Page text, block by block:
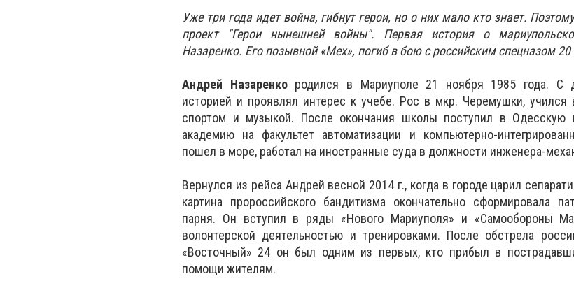
Уже три года идет война, гибнут герои, но о них мало кто знает.
проект "Герои нынешней войны". Первая история о
Назаренко. Его позывной «Мех», погиб в бою с российским спецназом
Андрей Назаренкородился в Мариуполе 21 ноября 1985 года. С
историей и проявлял интерес к учебе. Рос в мкр. Черемушки,
спортом и музыкой. После окончания школы поступил в Одесскую
академию на факультет автоматизации и компьютерно-
пошел в море, работал на иностранные суда в должности инженера-
Вернулся из рейса Андрей весной 2014 г., когда в городе царил
картина пророссийского бандитизма окончательно сформировала
парня. Он вступил в ряды «Нового Мариуполя» и «Самообороны
волонтерской деятельностью и тренировками. После обстрела
«Восточный» 24 он был одним из первых, кто прибыл в
помощи жителям.